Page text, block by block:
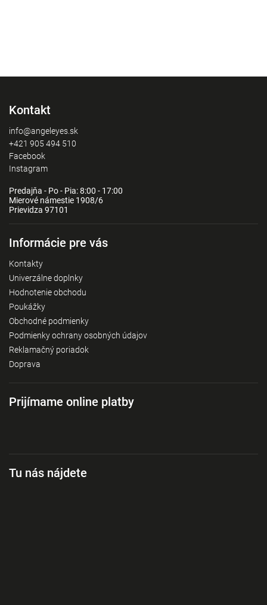
Kontakt
info@angeleyes.sk
+421 905 494 510
Facebook
Instagram
Predajňa - Po - Pia: 8:00 - 17:00
Mierové námestie 1908/6
Prievidza 97101
Informácie pre vás
Kontakty
Univerzálne doplnky
Hodnotenie obchodu
Poukážky
Obchodné podmienky
Podmienky ochrany osobných údajov
Reklamačný poriadok
Doprava
Prijímame online platby
Tu nás nájdete